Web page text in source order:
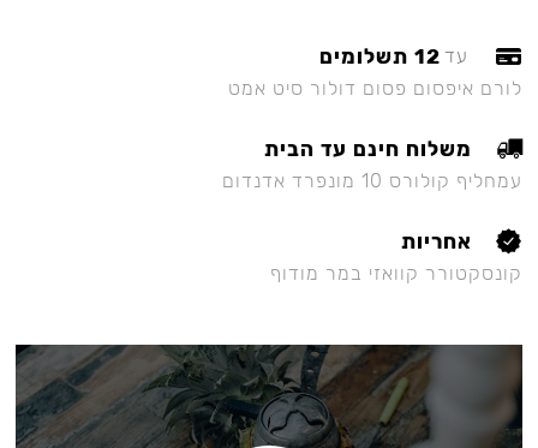
עד 12 תשלומים
לורם איפסום פסום דולור סיט אמט
משלוח חינם עד הבית
עמחליף קולורס 10 מונפרד אדנדום
אחריות
קונסקטורר קוואזי במר מודוף